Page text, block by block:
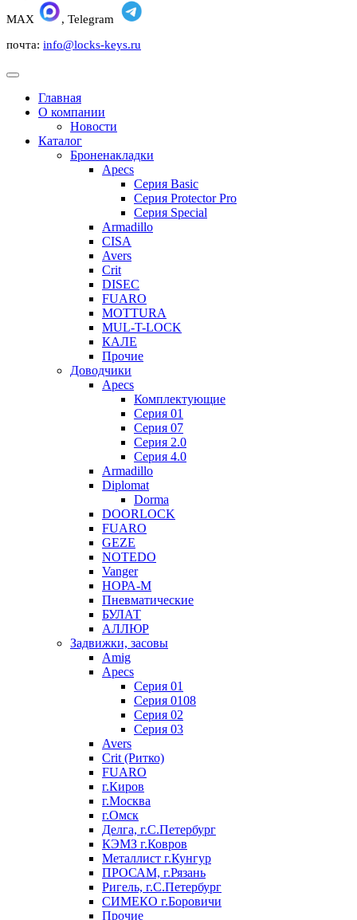
MAX
, Telegram
почта: info@locks-keys.ru
Главная
О компании
Новости
Каталог
Броненакладки
Apecs
Серия Basic
Серия Protector Pro
Серия Special
Armadillo
CISA
Avers
Crit
DISEC
FUARO
MOTTURA
MUL-T-LOCK
КАЛЕ
Прочие
Доводчики
Apecs
Комплектующие
Серия 01
Серия 07
Серия 2.0
Серия 4.0
Armadillo
Diplomat
Dorma
DOORLOCK
FUARO
GEZE
NOTEDO
Vanger
НОРА-М
Пневматические
БУЛАТ
АЛЛЮР
Задвижки, засовы
Amig
Apecs
Серия 01
Серия 0108
Серия 02
Серия 03
Avers
Crit (Ритко)
FUARO
г.Киров
г.Москва
г.Омск
Делга, г.С.Петербург
КЭМЗ г.Ковров
Металлист г.Кунгур
ПРОСАМ, г.Рязань
Ригель, г.С.Петербург
СИМЕКО г.Боровичи
Прочие